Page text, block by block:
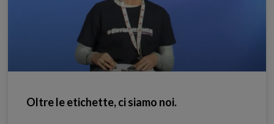
Oltre le etichette, ci siamo noi.